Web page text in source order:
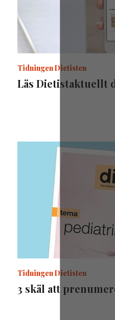
Tidningen Dietisten
Läs Dietistaktuellt
Tidningen Dietisten
3 skäl att